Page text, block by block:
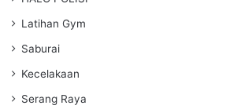
Latihan Gym
Saburai
Kecelakaan
Serang Raya